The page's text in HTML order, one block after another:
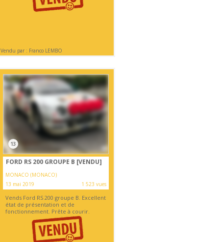
Vendu par : Franco LEMBO
13
FORD RS 200 GROUPE B [VENDU]
MONACO (MONACO)
13 mai 2019
1 523 vues
Vends Ford RS 200 groupe B. Excellent
état de présentation et de
fonctionnement. Prête à courir.